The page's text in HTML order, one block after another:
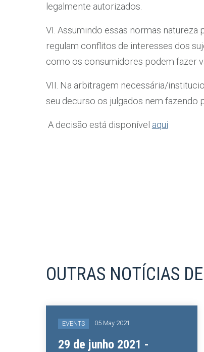
legalmente autorizados.
VI. Assumindo essas normas
regulam conflitos de interesses dos
como os consumidores podem fazer
VII. Na arbitragem necessária/
seu decurso os julgados nem fazendo
A decisão está disponível aqui
OUTRAS NOTÍCIAS
EVENTS 05 May 2021
29 de junho 2021 -